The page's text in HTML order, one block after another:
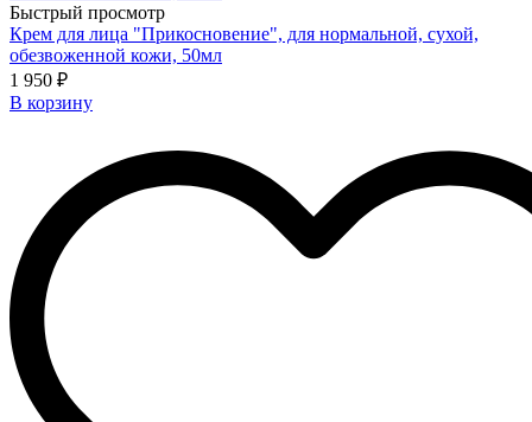
Быстрый просмотр
Крем для лица "Прикосновение", для нормальной, сухой,
обезвоженной кожи, 50мл
1 950 ₽
В корзину